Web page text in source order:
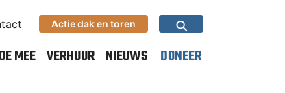
Actie dak en toren ⚲
MEE VERHUUR NIEUWS DONEER